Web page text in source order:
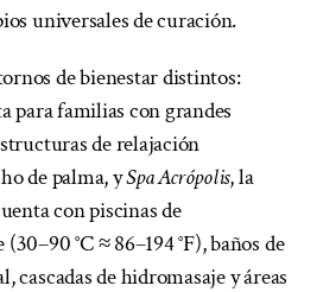
universales de curación.
de bienestar distintos:
para familias con grandes
de relajación
de palma, ySpa Acrópolis, la
con piscinas de
°C ≈ 86–194 °F), baños de
de hidromasaje y áreas